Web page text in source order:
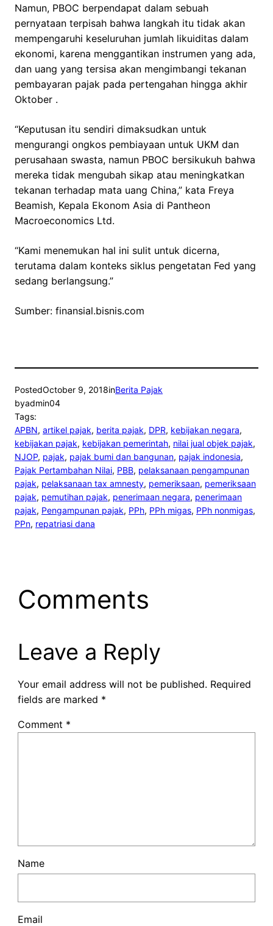
Namun, PBOC berpendapat dalam sebuah
pernyataan terpisah bahwa langkah itu tidak akan
mempengaruhi keseluruhan jumlah likuiditas dalam
ekonomi, karena menggantikan instrumen yang ada,
dan uang yang tersisa akan mengimbangi tekanan
pembayaran pajak pada pertengahan hingga akhir
Oktober .
“Keputusan itu sendiri dimaksudkan untuk
mengurangi ongkos pembiayaan untuk UKM dan
perusahaan swasta, namun PBOC bersikukuh bahwa
mereka tidak mengubah sikap atau meningkatkan
tekanan terhadap mata uang China,” kata Freya
Beamish, Kepala Ekonom Asia di Pantheon
Macroeconomics Ltd.
“Kami menemukan hal ini sulit untuk dicerna,
terutama dalam konteks siklus pengetatan Fed yang
sedang berlangsung.”
Sumber: finansial.bisnis.com
PostedOctober 9, 2018inBerita Pajak
byadmin04
Tags:
APBN, artikel pajak, berita pajak, DPR, kebijakan negara
kebijakan pajak, kebijakan pemerintah, nilai jual objek pajak
NJOP, pajak, pajak bumi dan bangunan, pajak indonesia
Pajak Pertambahan Nilai, PBB, pelaksanaan pengampunan
pajak, pelaksanaan tax amnesty, pemeriksaan, pemeriksaan
pajak, pemutihan pajak, penerimaan negara, penerimaan
pajak, Pengampunan pajak, PPh, PPh migas, PPh nonmigas
PPn, repatriasi dana
Comments
Leave a Reply
Your email address will not be published. Required
fields are marked *
Comment *
Name
Email